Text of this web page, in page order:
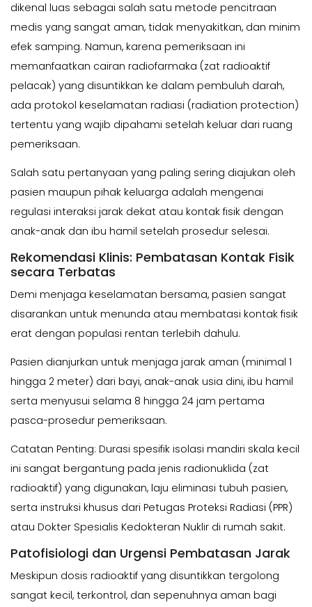
dikenal luas sebagai salah satu metode pencitraan
medis yang sangat aman, tidak menyakitkan, dan minim
efek samping. Namun, karena pemeriksaan ini
memanfaatkan cairan radiofarmaka (zat radioaktif
pelacak) yang disuntikkan ke dalam pembuluh darah,
ada protokol keselamatan radiasi (radiation protection)
tertentu yang wajib dipahami setelah keluar dari ruang
pemeriksaan.
Salah satu pertanyaan yang paling sering diajukan oleh
pasien maupun pihak keluarga adalah mengenai
regulasi interaksi jarak dekat atau kontak fisik dengan
anak-anak dan ibu hamil setelah prosedur selesai.
Rekomendasi Klinis: Pembatasan Kontak Fisik
secara Terbatas
Demi menjaga keselamatan bersama, pasien sangat
disarankan untuk menunda atau membatasi kontak fisik
erat dengan populasi rentan terlebih dahulu.
Pasien dianjurkan untuk menjaga jarak aman (minimal 1
hingga 2 meter) dari bayi, anak-anak usia dini, ibu hamil
serta menyusui selama 8 hingga 24 jam pertama
pasca-prosedur pemeriksaan.
Catatan Penting: Durasi spesifik isolasi mandiri skala kecil
ini sangat bergantung pada jenis radionuklida (zat
radioaktif) yang digunakan, laju eliminasi tubuh pasien,
serta instruksi khusus dari Petugas Proteksi Radiasi (PPR)
atau Dokter Spesialis Kedokteran Nuklir di rumah sakit.
Patofisiologi dan Urgensi Pembatasan Jarak
Meskipun dosis radioaktif yang disuntikkan tergolong
sangat kecil, terkontrol, dan sepenuhnya aman bagi